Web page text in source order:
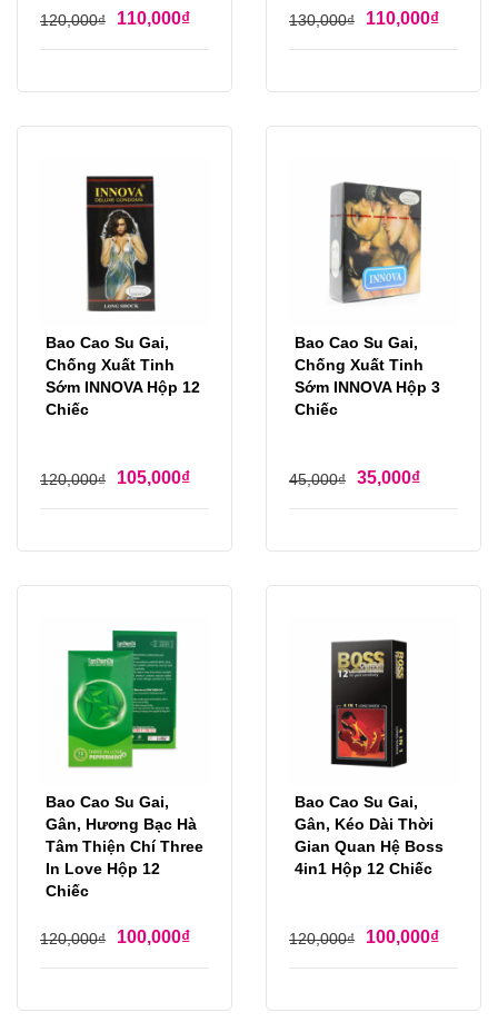
120,000₫ 110,000₫ 130,000₫ 110,000₫
Bao Cao Su Gai,
Chống Xuất Tinh
Sớm INNOVA Hộp 12
Chiếc
120,000₫ 105,000₫
Bao Cao Su Gai,
Chống Xuất Tinh
Sớm INNOVA Hộp 3
Chiếc
45,000₫ 35,000₫
Bao Cao Su Gai,
Gân, Hương Bạc Hà
Tâm Thiện Chí Three
In Love Hộp 12
Chiếc
120,000₫ 100,000₫
Bao Cao Su Gai,
Gân, Kéo Dài Thời
Gian Quan Hệ Boss
4in1 Hộp 12 Chiếc
120,000₫ 100,000₫